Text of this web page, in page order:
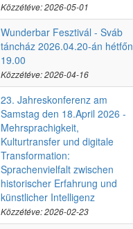
Közzétéve: 2026-05-01
Wunderbar Fesztivál - Sváb
táncház 2026.04.20-án hétfőn
19.00
Közzétéve: 2026-04-16
23. Jahreskonferenz am
Samstag den 18.April 2026 -
Mehrsprachigkeit,
Kulturtransfer und digitale
Transformation:
Sprachenvielfalt zwischen
historischer Erfahrung und
künstlicher Intelligenz
Közzétéve: 2026-02-23